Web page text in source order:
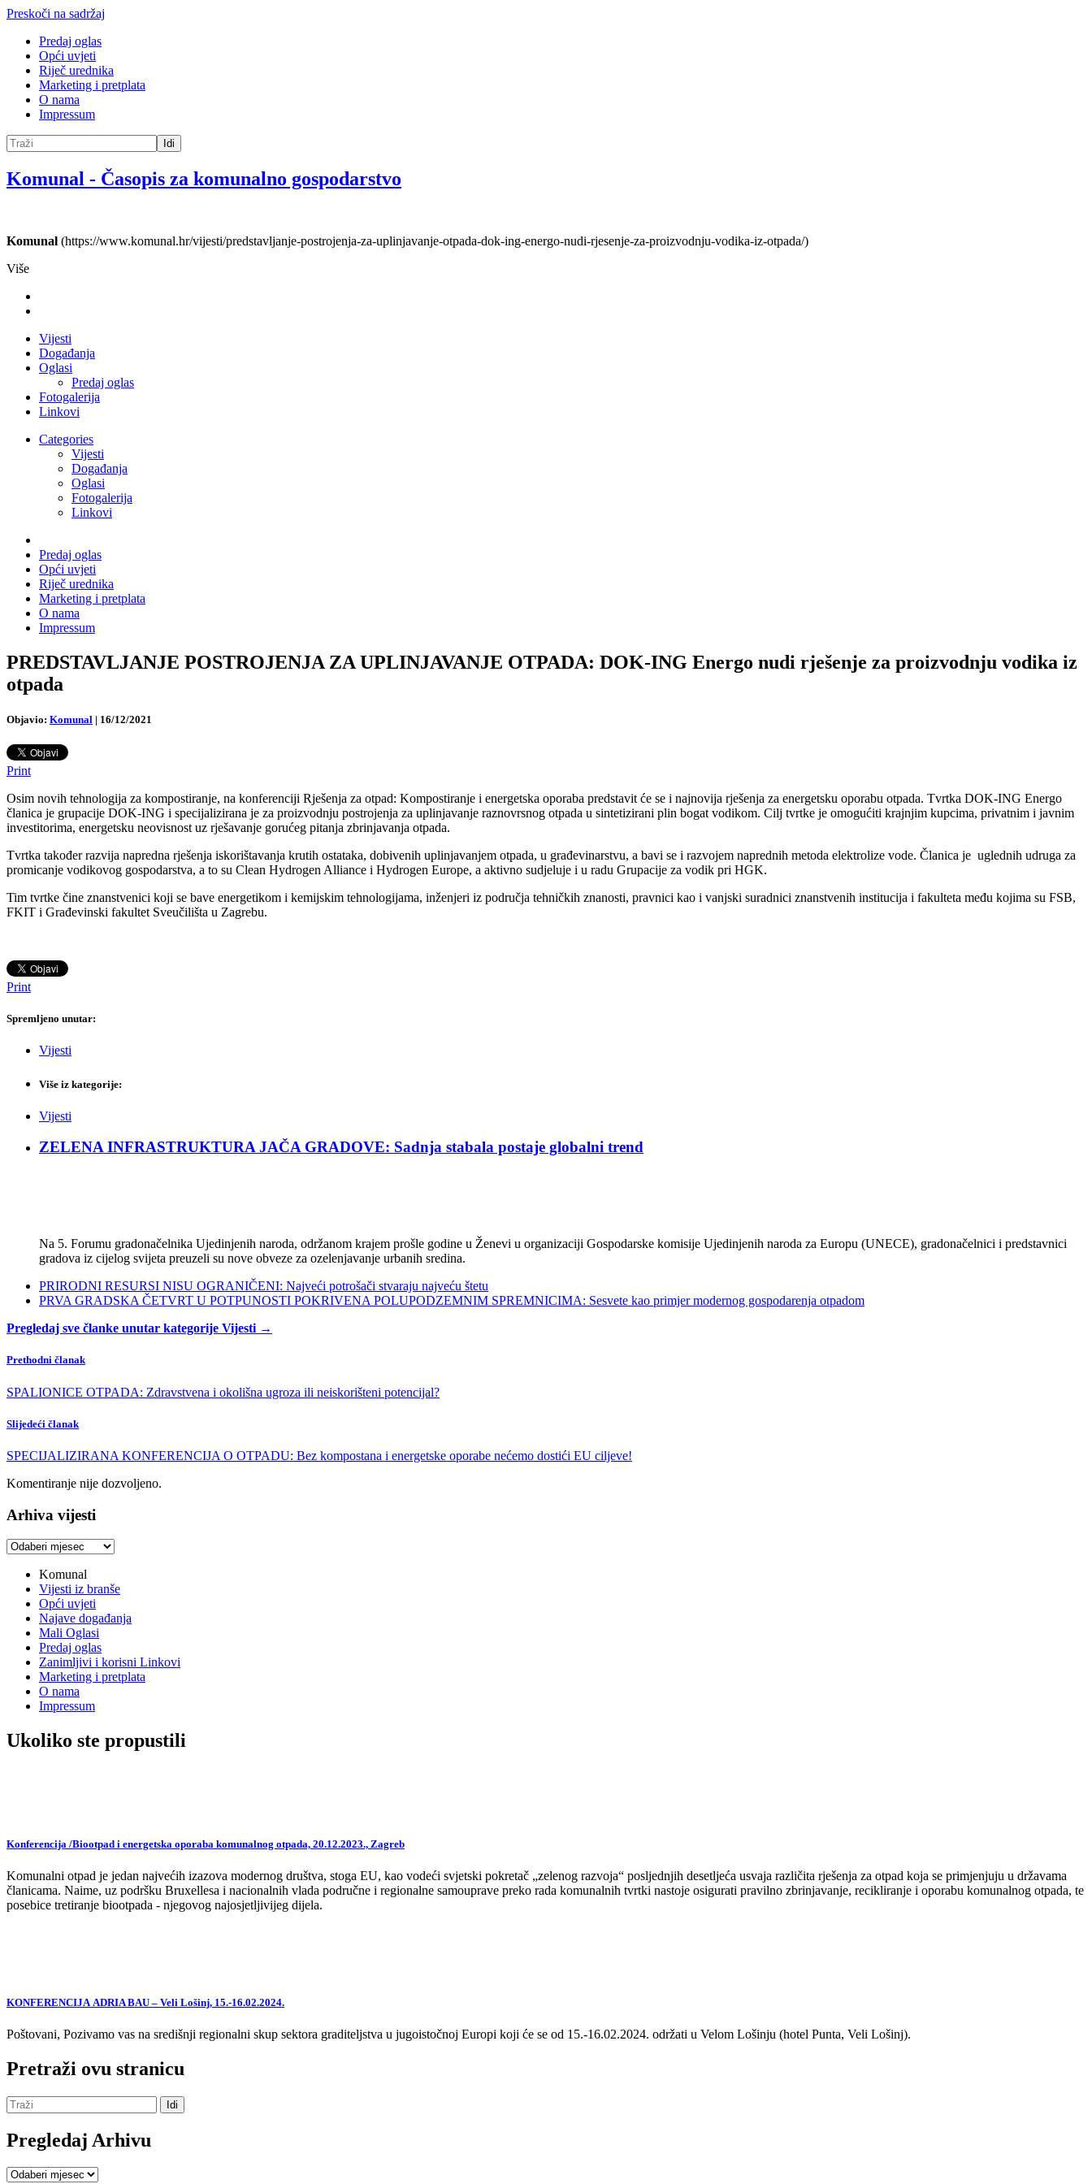
Preskoči na sadržaj
Predaj oglas
Opći uvjeti
Riječ urednika
Marketing i pretplata
O nama
Impressum
Idi
Komunal - Časopis za komunalno gospodarstvo
Komunal (https://www.komunal.hr/vijesti/predstavljanje-postrojenja-za-uplinjavanje-otpada-dok-ing-energo-nudi-rjesenje-za-proizvodnju-vodika-iz-otpada/)
Više
Vijesti
Događanja
Oglasi
Predaj oglas
Fotogalerija
Linkovi
Categories
Vijesti
Događanja
Oglasi
Fotogalerija
Linkovi
Predaj oglas
Opći uvjeti
Riječ urednika
Marketing i pretplata
O nama
Impressum
PREDSTAVLJANJE POSTROJENJA ZA UPLINJAVANJE OTPADA: DOK-ING Energo nudi rješenje za proizvodnju vodika iz
otpada
Objavio: Komunal | 16/12/2021
Print
Osim novih tehnologija za kompostiranje, na konferenciji Rješenja za otpad: Kompostiranje i energetska oporaba predstavit će se i najnovija rješenja za energetsku oporabu otpada. Tvrtka DOK-ING Energo
članica je grupacije DOK-ING i specijalizirana je za proizvodnju postrojenja za uplinjavanje raznovrsnog otpada u sintetizirani plin bogat vodikom. Cilj tvrtke je omogućiti krajnjim kupcima, privatnim i javnim
investitorima, energetsku neovisnost uz rješavanje gorućeg pitanja zbrinjavanja otpada.
Tvrtka također razvija napredna rješenja iskorištavanja krutih ostataka, dobivenih uplinjavanjem otpada, u građevinarstvu, a bavi se i razvojem naprednih metoda elektrolize vode. Članica je uglednih udruga za
promicanje vodikovog gospodarstva, a to su Clean Hydrogen Alliance i Hydrogen Europe, a aktivno sudjeluje i u radu Grupacije za vodik pri HGK.
Tim tvrtke čine znanstvenici koji se bave energetikom i kemijskim tehnologijama, inženjeri iz područja tehničkih znanosti, pravnici kao i vanjski suradnici znanstvenih institucija i fakulteta među kojima su FSB,
FKIT i Građevinski fakultet Sveučilišta u Zagrebu.
Print
Spremljeno unutar:
Vijesti
Više iz kategorije:
Vijesti
ZELENA INFRASTRUKTURA JAČA GRADOVE: Sadnja stabala postaje globalni trend
Na 5. Forumu gradonačelnika Ujedinjenih naroda, održanom krajem prošle godine u Ženevi u organizaciji Gospodarske komisije Ujedinjenih naroda za Europu (UNECE), gradonačelnici i predstavnici
gradova iz cijelog svijeta preuzeli su nove obveze za ozelenjavanje urbanih sredina.
PRIRODNI RESURSI NISU OGRANIČENI: Najveći potrošači stvaraju najveću štetu
PRVA GRADSKA ČETVRT U POTPUNOSTI POKRIVENA POLUPODZEMNIM SPREMNICIMA: Sesvete kao primjer modernog gospodarenja otpadom
Pregledaj sve članke unutar kategorije Vijesti →
Prethodni članak
SPALIONICE OTPADA: Zdravstvena i okolišna ugroza ili neiskorišteni potencijal?
Slijedeći članak
SPECIJALIZIRANA KONFERENCIJA O OTPADU: Bez kompostana i energetske oporabe nećemo dostići EU ciljeve!
Komentiranje nije dozvoljeno.
Arhiva vijesti
Arhiva
Komunal
Vijesti iz branše
Opći uvjeti
Najave događanja
Mali Oglasi
Predaj oglas
Zanimljivi i korisni Linkovi
Marketing i pretplata
O nama
Impressum
Ukoliko ste propustili
Konferencija /Biootpad i energetska oporaba komunalnog otpada, 20.12.2023., Zagreb
Komunalni otpad je jedan najvećih izazova modernog društva, stoga EU, kao vodeći svjetski pokretač „zelenog razvoja“ posljednjih desetljeća usvaja različita rješenja za otpad koja se primjenjuju u državama
članicama. Naime, uz podršku Bruxellesa i nacionalnih vlada područne i regionalne samouprave preko rada komunalnih tvrtki nastoje osigurati pravilno zbrinjavanje, recikliranje i oporabu komunalnog otpada, te
posebice tretiranje biootpada - njegovog najosjetljivijeg dijela.
KONFERENCIJA ADRIA BAU – Veli Lošinj, 15.-16.02.2024.
Poštovani, Pozivamo vas na središnji regionalni skup sektora graditeljstva u jugoistočnoj Europi koji će se od 15.-16.02.2024. održati u Velom Lošinju (hotel Punta, Veli Lošinj).
Pretraži ovu stranicu
Pregledaj Arhivu
Pregledaj